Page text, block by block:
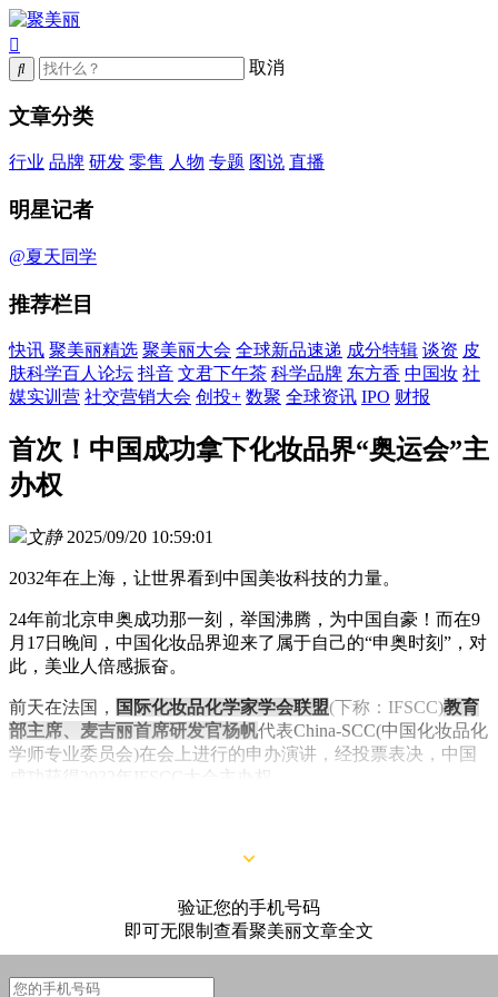
取消
文章分类
行业 品牌 研发 零售 人物 专题 图说 直播
明星记者
@夏天同学
推荐栏目
快讯 聚美丽精选 聚美丽大会 全球新品速递 成分特辑 谈资 皮
肤科学百人论坛 抖音 文君下午茶 科学品牌 东方香 中国妆 社
媒实训营 社交营销大会 创投+ 数聚 全球资讯 IPO 财报
首次！中国成功拿下化妆品界“奥运会”主
办权
文静 2025/09/20 10:59:01
2032年在上海，让世界看到中国美妆科技的力量。
24年前北京申奥成功那一刻，举国沸腾，为中国自豪！而在9
月17日晚间，中国化妆品界迎来了属于自己的“申奥时刻”，对
此，美业人倍感振奋。
前天在法国， 国际化妆品化学家学会联盟(下称：IFSCC)教育
部主席、麦吉丽首席研发官杨帆代表China-SCC(中国化妆品化
学师专业委员会)在会上进行的申办演讲，经投票表决，中国
成功获得2032年IFSCC大会主办权。
验证您的手机号码
即可无限制查看聚美丽文章全文